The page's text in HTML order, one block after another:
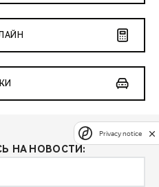
НА НОВОСТИ:
Privacy notice